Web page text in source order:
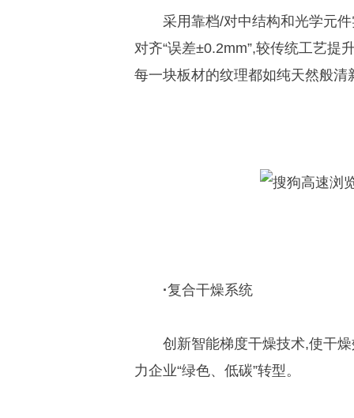
采用靠档/对中结构和光学元
对齐“误差±0.2mm”,较传统工艺提
每一块板材的纹理都如纯天然般清
·复合干燥系统
创新智能梯度干燥技术,使干
力企业“绿色、低碳”转型。